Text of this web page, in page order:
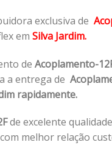
exclusiva de
em Silva Jardim.
de Acoplamento-
a entrega de
rapidamente.
de excelente
melhor relação